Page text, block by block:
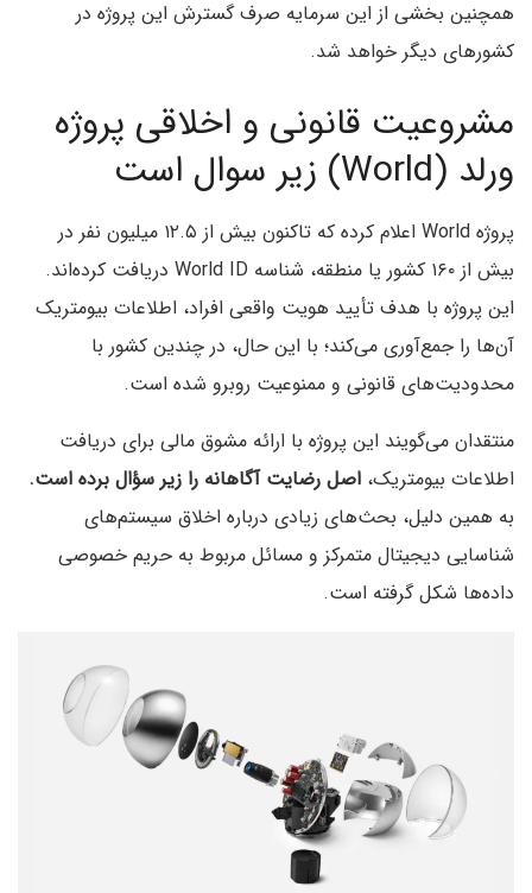
همچنین بخشی از این سرمایه صرف گسترش این پروژه در
کشورهای دیگر خواهد شد.
مشروعیت قانونی و اخلاقی پروژه
ورلد (World) زیر سوال است
پروژه World اعلام کرده که تاکنون بیش از ۱۲.۵ میلیون نفر در
بیش از ۱۶۰ کشور یا منطقه، شناسه World ID دریافت کرده‌اند.
این پروژه با هدف تأیید هویت واقعی افراد، اطلاعات بیومتریک
آن‌ها را جمع‌آوری می‌کند؛ با این حال، در چندین کشور با
محدودیت‌های قانونی و ممنوعیت روبرو شده است.
منتقدان می‌گویند این پروژه با ارائه مشوق مالی برای دریافت
اطلاعات بیومتریک، اصل رضایت آگاهانه را زیر سؤال برده است.
به همین دلیل، بحث‌های زیادی درباره اخلاق سیستم‌های
شناسایی دیجیتال متمرکز و مسائل مربوط به حریم خصوصی
داده‌ها شکل گرفته است.